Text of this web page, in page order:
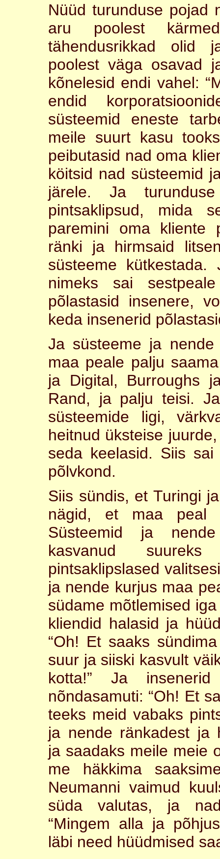
Nüüd turunduse pojad
aru poolest
tähendusrikkad olid
poolest väga osavad
kõnelesid endi vahel:
endid
süsteemid eneste
meile suurt kasu
peibutasid nad oma
köitsid nad süsteemid
järele. Ja
pintsaklipsud, mida
paremini oma kliente
ränki ja hirmsaid
süsteeme kütkestada.
nimeks sai
põlastasid insenere,
keda insenerid
Ja süsteeme ja nende
maa peale palju
ja Digital, Burroughs
Rand, ja palju teisi.
süsteemide ligi,
heitnud üksteise
seda keelasid. Siis
põlvkond.
Siis sündis, et Turingi
nägid, et maa peal
Süsteemid ja
kasvanud
pintsaklipslased
ja nende kurjus maa
südame mõtlemised
kliendid halasid ja
“Oh! Et saaks
suur ja siiski kasvult
kotta!” Ja
nõndasamuti: “Oh! Et
teeks meid vabaks
ja nende ränkadest ja
ja saadaks meile meie
me häkkima
Neumanni vaimud
süda valutas, ja
“Mingem alla ja
läbi need hüüdmised